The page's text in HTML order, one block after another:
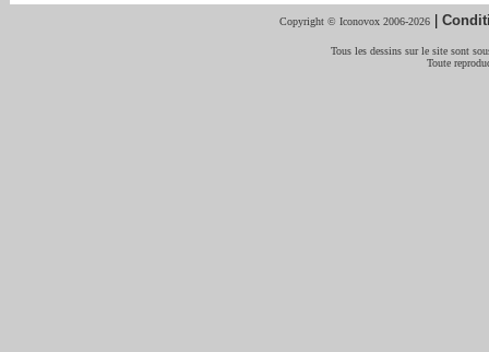
Copyright © Iconovox 2006-2026 |
Tous les dessins sur le site sont
Toute